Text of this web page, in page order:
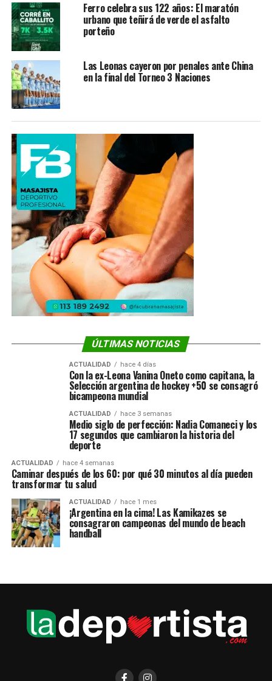
Ferro celebra sus 122 años: El maratón
urbano que teñirá de verde el asfalto
porteño
Las Leonas cayeron por penales ante China
en la final del Torneo 3 Naciones
ÚLTIMAS NOTICIAS
ACTUALIDAD hace 4 días
Con la ex-Leona Vanina Oneto como capitana, la
Selección argentina de hockey +50 se consagró
bicampeona mundial
ACTUALIDAD hace 3 semanas
Medio siglo de perfección: Nadia Comaneci y los
17 segundos que cambiaron la historia del
deporte
ACTUALIDAD hace 4 semanas
Caminar después de los 60: por qué 30 minutos al día pueden
transformar tu salud
ACTUALIDAD hace 1 mes
¡Argentina en la cima! Las Kamikazes se
consagraron campeonas del mundo de beach
handball